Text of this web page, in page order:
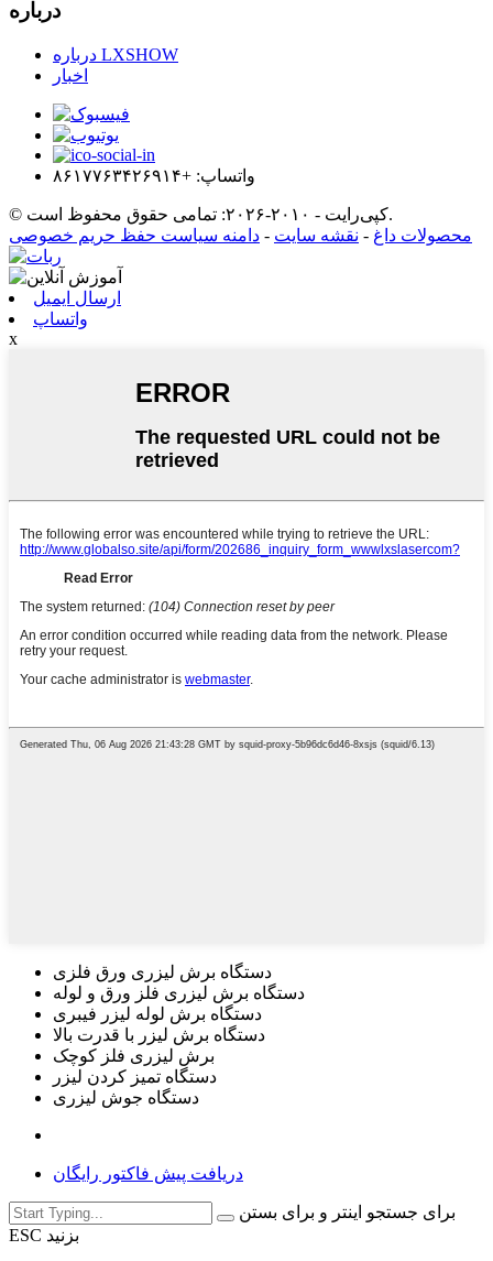
درباره
درباره LXSHOW
اخبار
واتساپ: +۸۶۱۷۷۶۳۴۲۶۹۱۴
© کپی‌رایت - ۲۰۱۰-۲۰۲۶: تمامی حقوق محفوظ است.
محصولات داغ - نقشه سایت - دامنه سیاست حفظ حریم خصوصی
ارسال ایمیل
واتساپ
x
دستگاه برش لیزری ورق فلزی
دستگاه برش لیزری فلز ورق و لوله
دستگاه برش لوله لیزر فیبری
دستگاه برش لیزر با قدرت بالا
برش لیزری فلز کوچک
دستگاه تمیز کردن لیزر
دستگاه جوش لیزری
دریافت پیش فاکتور رایگان
برای جستجو اینتر و برای بستن
ESC بزنید